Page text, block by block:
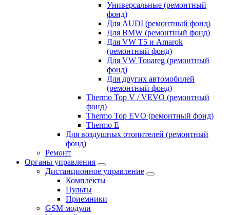
Универсальные (ремонтный
фонд)
Для AUDI (ремонтный фонд)
Для BMW (ремонтный фонд)
Для VW T5 и Amarok
(ремонтный фонд)
Для VW Touareg (ремонтный
фонд)
Для других автомобилей
(ремонтный фонд)
Thermo Top V / VEVO (ремонтный
фонд)
Thermo Top EVO (ремонтный фонд)
Thermo E
Для воздушных отопителей (ремонтный
фонд)
Ремонт
Органы управления
Дистанционное управление
Комплекты
Пульты
Приемники
GSM модули